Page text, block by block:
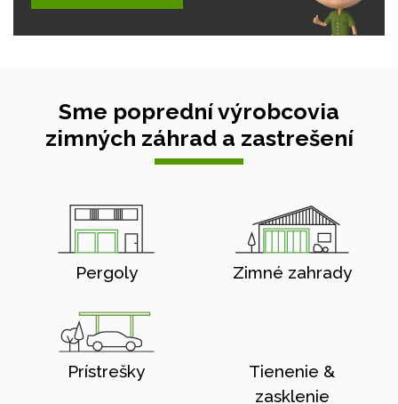
Sme poprední výrobcovia
zimných záhrad a zastrešení
Pergoly Zimné zahrady
Prístrešky
Tienenie &
zasklenie